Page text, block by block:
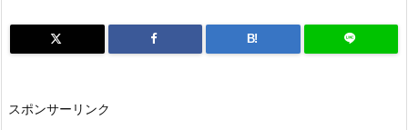
B!
スポンサーリンク